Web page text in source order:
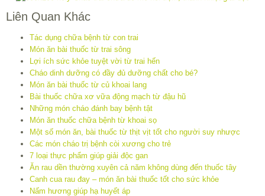
Liên Quan Khác
Tác dụng chữa bệnh từ con trai
Món ăn bài thuốc từ trai sông
Lợi ích sức khỏe tuyệt vời từ trai hến
Cháo dinh dưỡng có đầy đủ dưỡng chất cho bé?
Món ăn bài thuốc từ củ khoai lang
Bài thuốc chữa xơ vữa động mạch từ đậu hũ
Những món cháo đánh bay bệnh tật
Món ăn thuốc chữa bệnh từ khoai sọ
Một số món ăn, bài thuốc từ thịt vịt tốt cho người suy nhược
Các món cháo trị bệnh còi xương cho trẻ
7 loại thực phẩm giúp giải độc gan
Ăn rau dền thường xuyên cả năm không dùng đến thuốc tây
Canh cua rau đay – món ăn bài thuốc tốt cho sức khỏe
Nấm hương giúp hạ huyết áp